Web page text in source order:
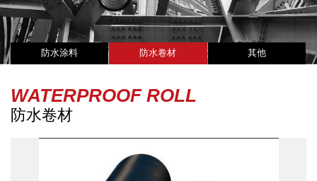
防水涂料 防水卷材 其他
WATERPROOF ROLL
防水卷材